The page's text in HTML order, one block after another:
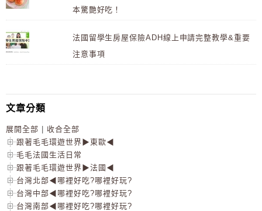
本驚艷好吃！
法國留學生房屋保險ADH線上申請完整教學&重要
注意事項
文章分類
展開全部 | 收合全部
跟著毛毛環遊世界▶東歐◀
毛毛法國生活日常
跟著毛毛環遊世界▶法國◀
台灣北部◀哪裡好吃?哪裡好玩?
台灣中部◀哪裡好吃?哪裡好玩?
台灣南部◀哪裡好吃?哪裡好玩?